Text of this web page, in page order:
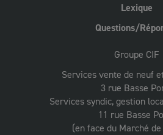
Lexique
Questions/
Groupe CIF
Services vente de neuf
3 rue Basse
Services syndic, gestion
11 rue Basse
(en face du Marché de